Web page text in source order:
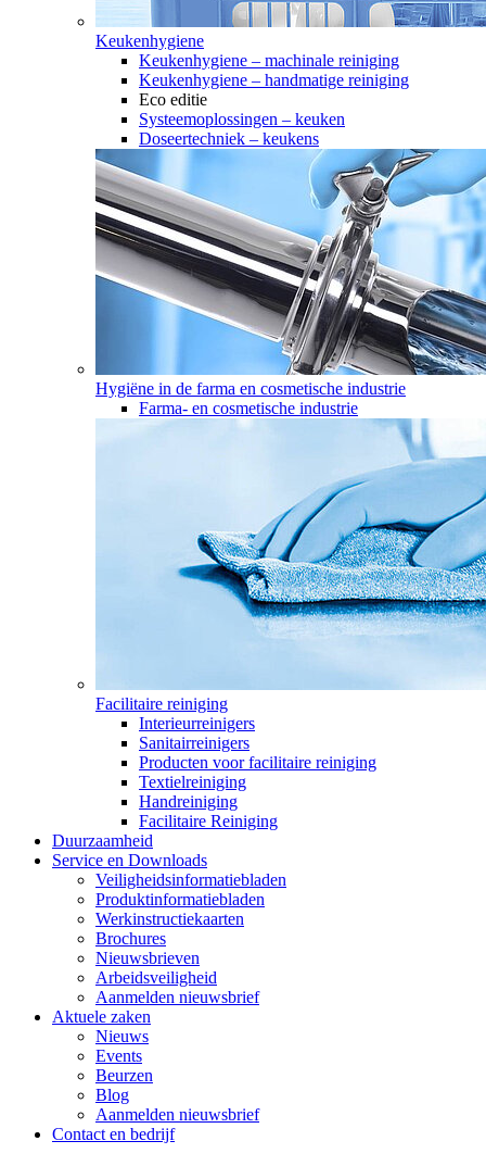
Keukenhygiene
Keukenhygiene – machinale reiniging
Keukenhygiene – handmatige reiniging
Eco editie
Systeemoplossingen – keuken
Doseertechniek – keukens
Hygiëne in de farma en cosmetische industrie
Farma- en cosmetische industrie
Facilitaire reiniging
Interieurreinigers
Sanitairreinigers
Producten voor facilitaire reiniging
Textielreiniging
Handreiniging
Facilitaire Reiniging
Duurzaamheid
Service en Downloads
Veiligheidsinformatiebladen
Produktinformatiebladen
Werkinstructiekaarten
Brochures
Nieuwsbrieven
Arbeidsveiligheid
Aanmelden nieuwsbrief
Aktuele zaken
Nieuws
Events
Beurzen
Blog
Aanmelden nieuwsbrief
Contact en bedrijf